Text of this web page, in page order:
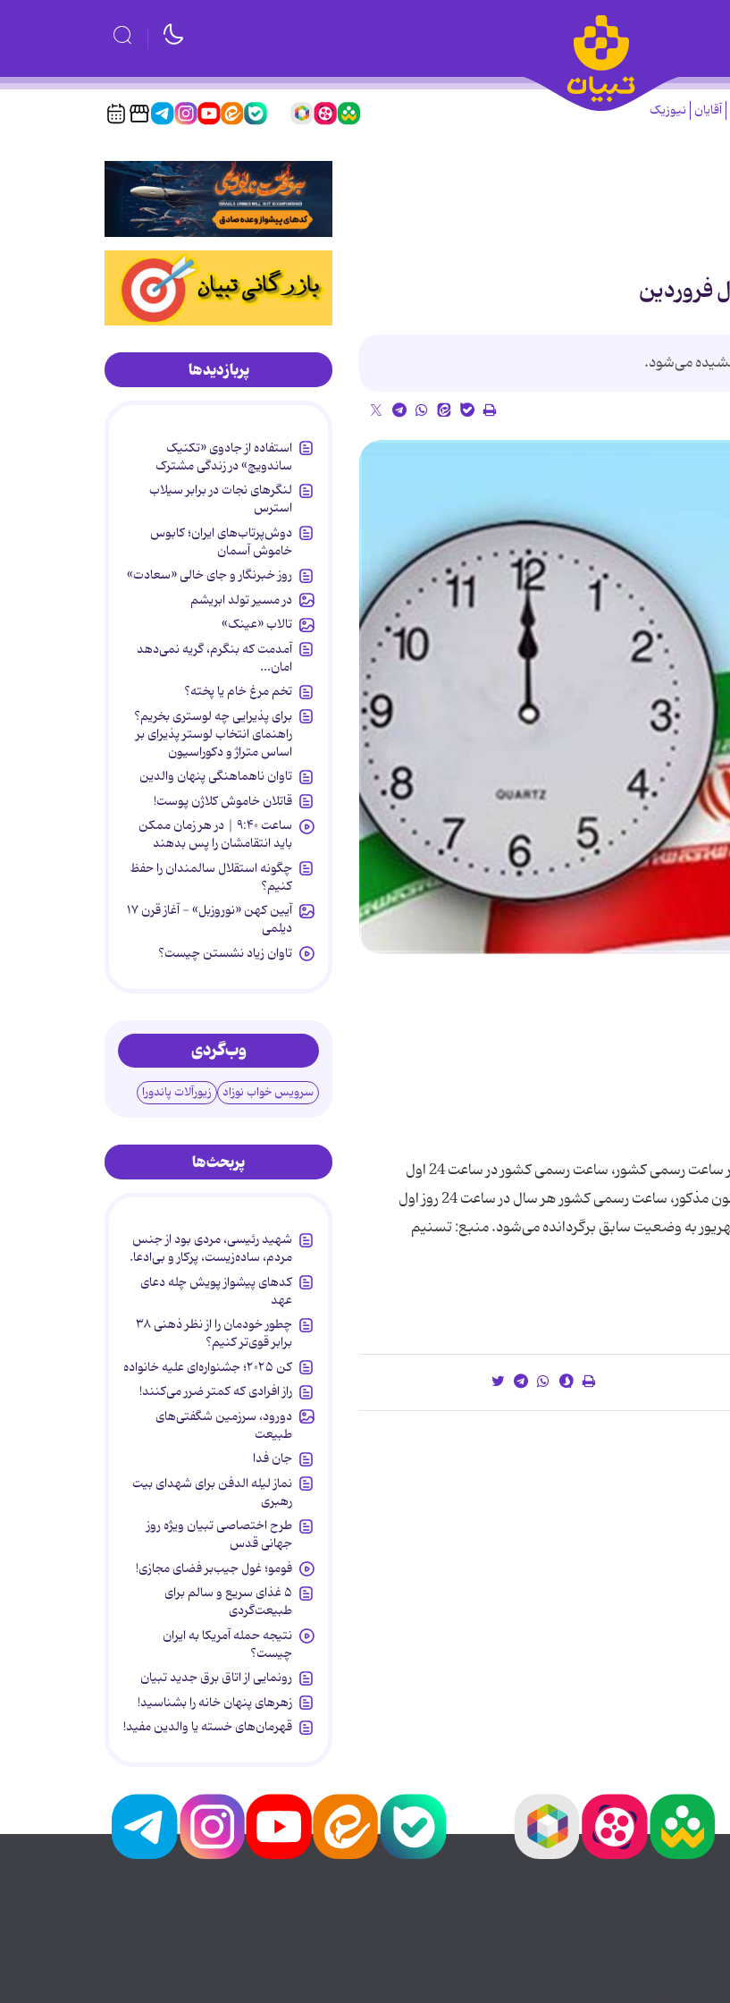
آقایان نیوزیک
به گزارش تبیان به نقل از خبرگزاری تسنیم، بر اساس "قانون تغییر ساعت رسمی کشور، ساعت رسمی کشور در ساعت 24 اول
فروردین ماه هر سال یک ساعت به جلو کشیده می‌شود. مطابق قانون مذکور، ساعت رسمی کشور هر سال در ساعت 24 روز اول
پربازدیدها
استفاده از جادوی «تکنیک
ساندویچ» در زندگی مشترک
لنگرهای نجات در برابر سیلاب
استرس
دوش‌پرتاب‌های ایران؛ کابوس
خاموش آسمان
روز خبرنگار و جای خالی «سعادت»
در مسیر تولد ابریشم
تالاب «عینک»
آمدمت که بنگرم، گریه نمی‌دهد
امان...
تخم مرغ خام یا پخته؟
برای پذیرایی چه لوستری بخریم؟
راهنمای انتخاب لوستر پذیرای بر
اساس متراژ و دکوراسیون
تاوان ناهماهنگی پنهان والدین
قاتلان خاموش کلاژن پوست!
ساعت ۹:۴۰ | در هر زمان ممکن
باید انتقامشان را پس بدهند
چگونه استقلال سالمندان را حفظ
کنیم؟
آیین کهن «نوروزبل» - آغاز قرن ۱۷
دیلمی
تاوان زیاد نشستن چیست؟
وب‌گردی
سرویس خواب نوزاد زیورآلات پاندورا
پربحث‌ها
شهید رئیسی، مردی بود از جنس
مردم، ساده‌زیست، پرکار و بی‌ادعا.
کدهای پیشواز پویش چله دعای
عهد
چطور خودمان را از نظر ذهنی ۳۸
برابر قوی‌تر کنیم؟
کن ۲۰۲۵؛ جشنواره‌ای علیه خانواده
راز افرادی که کمتر ضرر می‌کنند!
دورود، سرزمین شگفتی‌های
طبیعت
جان فدا
نماز لیله الدفن برای شهدای بیت
رهبری
طرح اختصاصی تبیان ویژه روز
جهانی قدس
فومو؛ غول جیب‌بر فضای مجازی!
۵ غذای سریع و سالم برای
طبیعت‌گردی
نتیجه حمله آمریکا به ایران
چیست؟
رونمایی از اتاق برق جدید تبیان
زهرهای پنهان خانه را بشناسید!
قهرمان‌های خسته یا والدین مفید!